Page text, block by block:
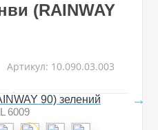
(RAINWAY
Артикул: 10.090.03.003
6009